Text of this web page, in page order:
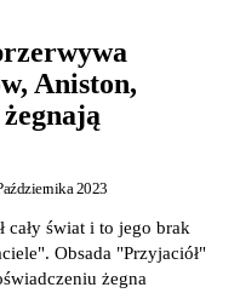
Aniston,
2023
cały świat i to jego brak
Obsada "Przyjaciół"
żegna